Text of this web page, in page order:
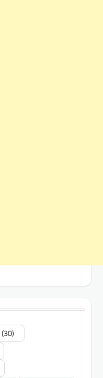
(30)